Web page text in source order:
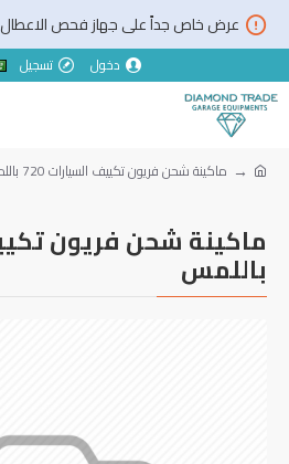
عرض خاص جداً على جهاز فحص الاعطال
دخول تسجيل
ماكينة شحن فريون تكييف السيارات 720 باللمس
باللمس